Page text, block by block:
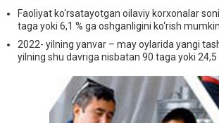
Faoliyat ko‘rsatayotgan oilaviy korxonalar
taga yoki 6,1 % ga oshganligini ko‘rish mumkin.
2022- yilning yanvar – may oylarida yangi
yilning shu davriga nisbatan 90 taga yoki 24,5